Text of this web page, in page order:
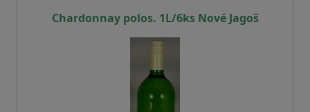
Chardonnay polos. 1L/6ks Nové Jagoš